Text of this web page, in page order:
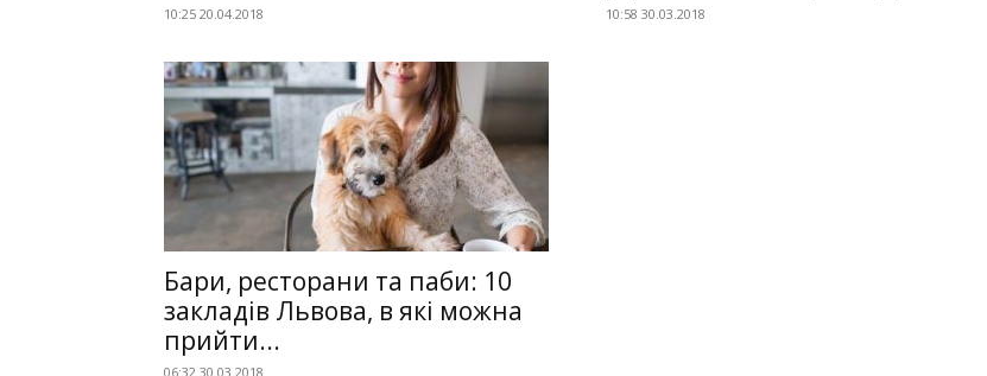
10:25 20.04.2018 10:58 30.03.2018
Бари, ресторани та паби: 10
закладів Львова, в які можна
прийти...
06:32 30.03.2018